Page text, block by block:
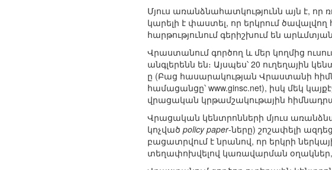
Մյուս առանձնահատկությունն այն է, որ
կարելի է փաստել, որ երկրում
հարթությունում գերիշխում են
Վրաստանում գործող և մեր կողմից
անգլերենն են։ Այսպես՝ 20 ուղեղային
ը (Բաց հասարակության Վրաստանի
համացանցը՝ www.ginsc.net), իսկ մեկ
վրացական կրթամշակութային
Վրացական կենտրոնների մյուս
կոչված policy paper-ները) շոշափելի
բացատրվում է նրանով, որ երկրի
տեղափոխվելով կառավարման